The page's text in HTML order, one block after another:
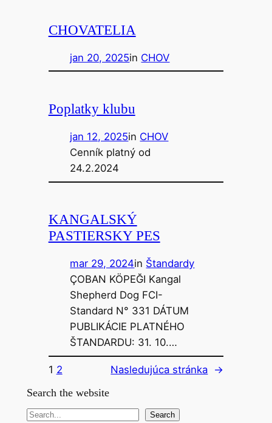
CHOVATELIA
jan 20, 2025in CHOV
Poplatky klubu
jan 12, 2025in CHOV
Cenník platný od
24.2.2024
KANGALSKÝ
PASTIERSKY PES
mar 29, 2024in Štandardy
ÇOBAN KÖPEĞI Kangal
Shepherd Dog FCI-
Standard N° 331 DÁTUM
PUBLIKÁCIE PLATNÉHO
ŠTANDARDU: 31. 10.…
1 2 Nasledujúca stránka →
Search the website
S
Search